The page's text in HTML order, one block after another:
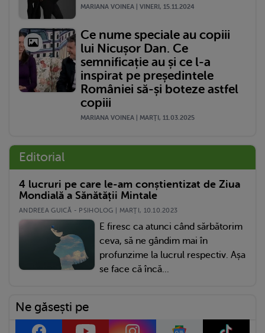
MARIANA VOINEA | VINERI, 15.11.2024
Ce nume speciale au copiii
lui Nicușor Dan. Ce
semnificație au și ce l-a
inspirat pe președintele
României să-și boteze astfel
copiii
MARIANA VOINEA | MARŢI, 11.03.2025
Editorial
4 lucruri pe care le-am conștientizat de Ziua
Mondială a Sănătății Mintale
ANDREEA GUICĂ - PSIHOLOG | MARŢI, 10.10.2023
E firesc ca atunci când sărbătorim
ceva, să ne gândim mai în
profunzime la lucrul respectiv. Așa
se face că încă...
Ne găsești pe